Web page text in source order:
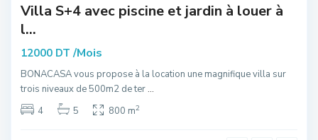
Villa S+4 avec piscine et jardin à louer à
l...
12000 DT /Mois
BONACASA vous propose à la location une magnifique villa sur
trois niveaux de 500m2 de ter...
4
5 800 m2